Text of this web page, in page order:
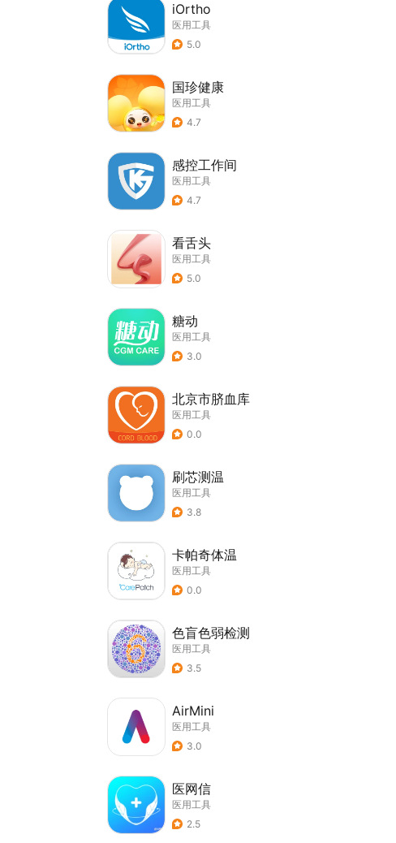
iOrtho
医用工具
5.0
国珍健康
医用工具
4.7
感控工作间
医用工具
4.7
看舌头
医用工具
5.0
糖动
医用工具
3.0
北京市脐血库
医用工具
0.0
刷芯测温
医用工具
3.8
卡帕奇体温
医用工具
0.0
色盲色弱检测
医用工具
3.5
AirMini
医用工具
3.0
医网信
医用工具
2.5